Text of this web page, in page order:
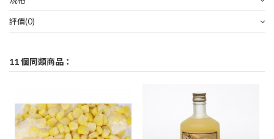
評價(0)
11 個同類商品：